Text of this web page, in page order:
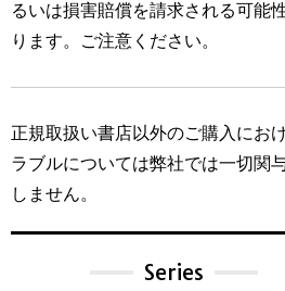
るいは損害賠償を請求される可能
ります。ご注意ください。
正規取扱い書店以外のご購入にお
ラブルについては弊社では一切関
しません。
Series